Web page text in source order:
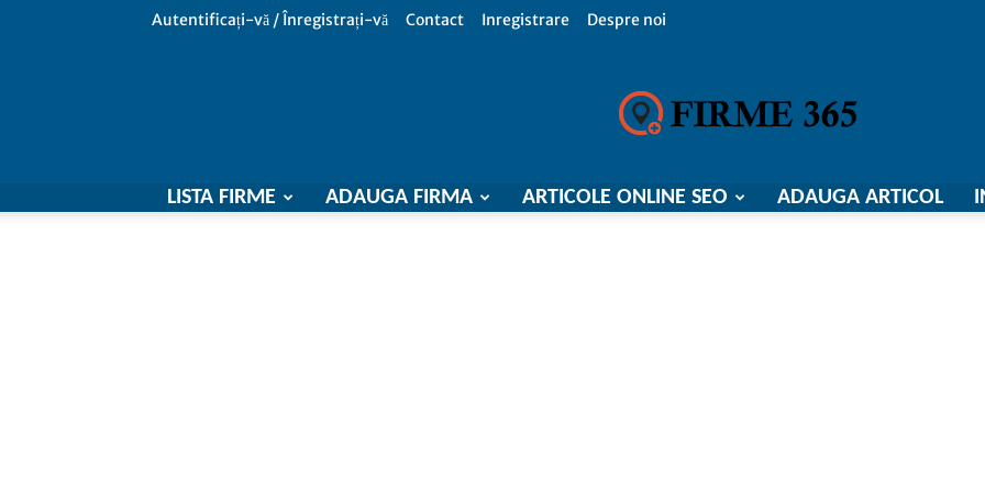
Autentificați-vă / Înregistrați-vă Contact Inregistrare Despre noi
Firme
LISTA FIRME ADAUGA FIRMA ARTICOLE ONLINE SEO ADAUGA ARTICOL